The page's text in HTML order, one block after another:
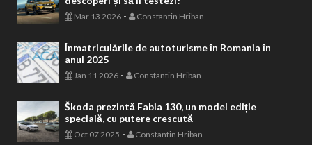
Mar 13 2026 - Constantin Hriban
Înmatriculările de autoturisme în Romania în
anul 2025
Jan 11 2026 - Constantin Hriban
Škoda prezintă Fabia 130, un model ediție
specială, cu putere crescută
Oct 07 2025 - Constantin Hriban